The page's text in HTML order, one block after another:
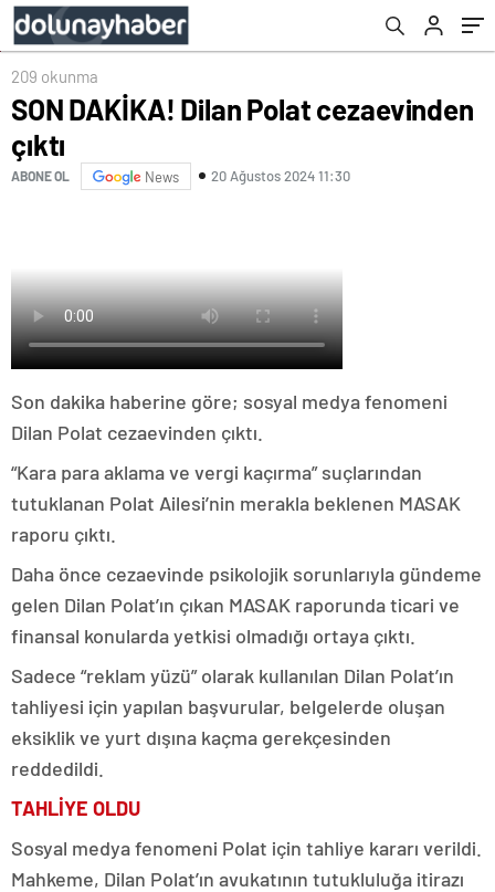
209 okunma
SON DAKİKA! Dilan Polat cezaevinden
çıktı
ABONE OL News 20 Ağustos 2024 11:30
Son dakika haberine göre; sosyal medya fenomeni
Dilan Polat cezaevinden çıktı.
“Kara para aklama ve vergi kaçırma” suçlarından
tutuklanan Polat Ailesi’nin merakla beklenen MASAK
raporu çıktı.
Daha önce cezaevinde psikolojik sorunlarıyla gündeme
gelen Dilan Polat’ın çıkan MASAK raporunda ticari ve
finansal konularda yetkisi olmadığı ortaya çıktı.
Sadece “reklam yüzü” olarak kullanılan Dilan Polat’ın
tahliyesi için yapılan başvurular, belgelerde oluşan
eksiklik ve yurt dışına kaçma gerekçesinden
reddedildi.
TAHLİYE OLDU
Sosyal medya fenomeni Polat için tahliye kararı verildi.
Mahkeme, Dilan Polat’ın avukatının tutukluluğa itirazı